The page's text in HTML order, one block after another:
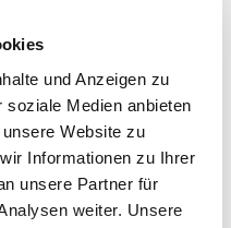
und Anzeigen zu
soziale Medien anbieten
Website zu
Informationen zu Ihrer
unsere Partner für
weiter. Unsere